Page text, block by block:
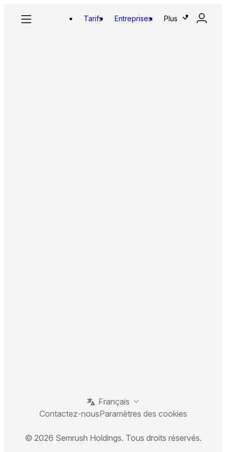
Tarifs Entreprises Plus
Français
Contactez-nousParamètres des cookies
© 2026 Semrush Holdings. Tous droits réservés.